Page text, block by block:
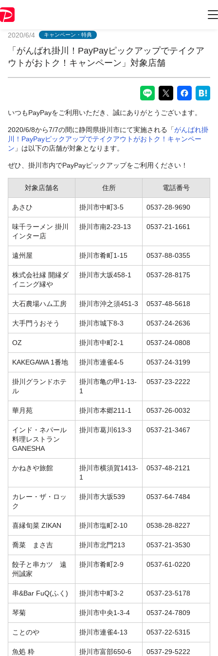
2020/6/4 キャンペーン・特典
「がんばれ掛川！PayPayピックアップでテイクア
ウトがおトク！キャンペーン」対象店舗
いつもPayPayをご利用いただき、誠にありがとうございます。
2020/6/8から7/7の間に静岡県掛川市にて実施される「がんばれ掛
川！PayPayピックアップでテイクアウトがおトク！キャンペー
ン 」は以下の店舗が対象となります。
ぜひ、掛川市内でPayPayピックアップをご利用ください！
対象店舗名 住所 電話番号
あさひ 掛川市中町3-5 0537-28-9690
味千ラーメン 掛川
インター店
掛川市南2-23-13 0537-21-1661
遠州屋 掛川市肴町1-15 0537-88-0355
株式会社縁 開縁ダ
イニング縁や
掛川市大坂458-1 0537-28-8175
大石農場ハム工房 掛川市沖之須451-3 0537-48-5618
大手門うおそう 掛川市城下8-3 0537-24-2636
OZ 掛川市中町2-1 0537-24-0808
KAKEGAWA 1番地 掛川市連雀4-5 0537-24-3199
掛川グランドホテ
ル
掛川市亀の甲1-13-
1
0537-23-2222
華月苑 掛川市本郷211-1 0537-26-0032
インド・ネパール
料理レストラン
GANESHA
掛川市葛川613-3 0537-21-3467
かねきや旅館
掛川市横須賀1413-
1
0537-48-2121
カレー・ザ・ロッ
ク
掛川市大坂539 0537-64-7484
喜縁旬菜 ZIKAN 掛川市塩町2-10 0538-28-8227
喬菜 まさ吉 掛川市北門213 0537-21-3530
餃子と串カツ 遠
州誠家
掛川市肴町2-9 0537-61-0220
串&Bar FuQ(ふく) 掛川市中町3-2 0537-23-5178
琴菊 掛川市中央1-3-4 0537-24-7809
ことのや 掛川市連雀4-13 0537-22-5315
魚処 粋 掛川市富部650-6 0537-29-5222